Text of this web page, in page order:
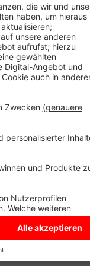
ist
der Pandemie
außerdem 329